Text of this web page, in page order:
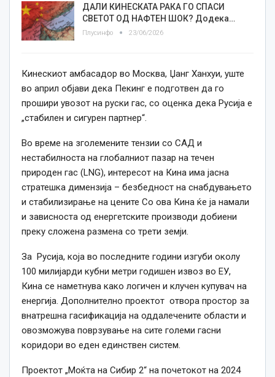
ДАЛИ КИНЕСКАТА РАКА ГО СПАСИ
СВЕТОТ ОД НАФТЕН ШОК? Додека…
Плусинфо 23/06/2026
Кинескиот амбасадор во Москва, Џанг Ханхуи, уште
во април објави дека Пекинг е подготвен да го
прошири увозот на руски гас, со оценка дека Русија е
„стабилен и сигурен партнер“.
Во време на зголемените тензии со САД и
нестабилноста на глобалниот пазар на течен
природен гас (LNG), интересот на Кина има јасна
стратешка димензија – безбедност на снабдувањето
и стабилизирање на цените Со ова Кина ќе ја намали
и зависноста од енергетските производи добиени
преку сложена размена со трети земји.
За Русија, која во последните години изгуби околу
100 милијарди кубни метри годишен извоз во ЕУ,
Кина се наметнува како логичен и клучен купувач на
енергија. Дополнително проектот отвора простор за
внатрешна гасификација на оддалечените области и
овозможува поврзување на сите големи гасни
коридори во еден единствен систем.
Проектот „Моќта на Сибир 2“ на почетокот на 2024